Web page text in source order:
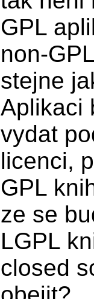
GPL
non-
stejne
Aplikaci
vydat
licenci,
GPL
ze se
LGPL
closed